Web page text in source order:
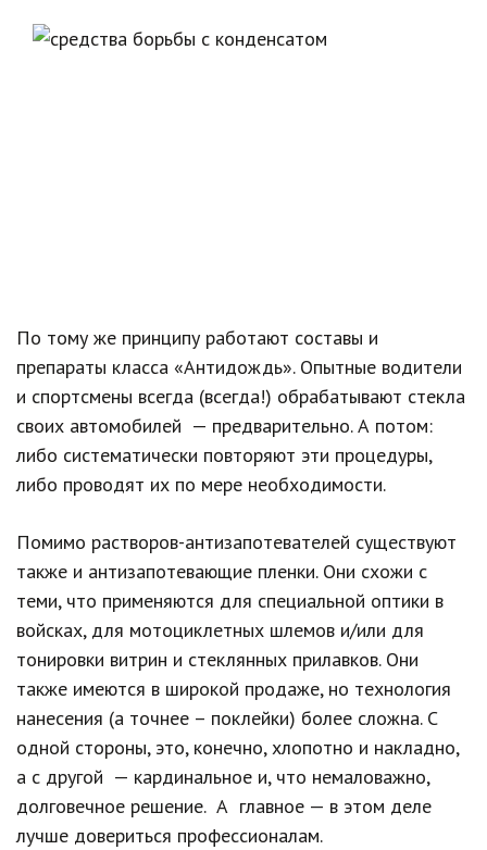
По тому же принципу работают составы и
препараты класса «Антидождь». Опытные водители
и спортсмены всегда (всегда!) обрабатывают стекла
своих автомобилей — предварительно. А потом:
либо систематически повторяют эти процедуры,
либо проводят их по мере необходимости.
Помимо растворов-антизапотевателей существуют
также и антизапотевающие пленки. Они схожи с
теми, что применяются для специальной оптики в
войсках, для мотоциклетных шлемов и/или для
тонировки витрин и стеклянных прилавков. Они
также имеются в широкой продаже, но технология
нанесения (а точнее – поклейки) более сложна. С
одной стороны, это, конечно, хлопотно и накладно,
а с другой — кардинальное и, что немаловажно,
долговечное решение. А главное — в этом деле
лучше довериться профессионалам.